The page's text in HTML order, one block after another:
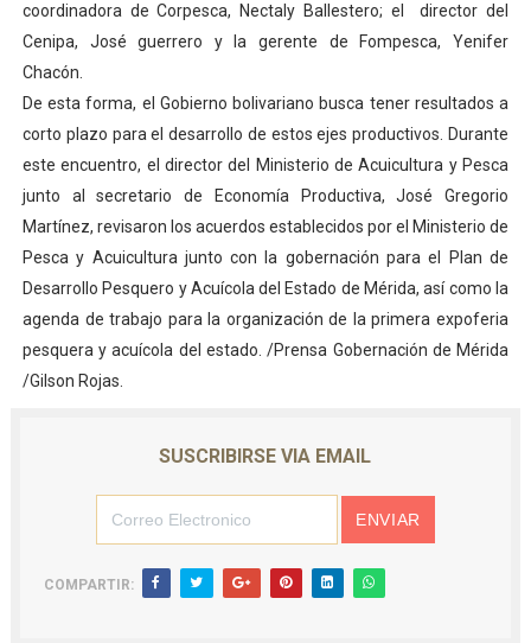
Campo Elías avanza con plan de asfaltado
Encuentro estadal fortalece la coordinación de
Gobernador Arnaldo Sánchez apadrina a más de 993
Plan Quirúrgico Regional llega a Pueblo Llano con la
coordinadora de Corpesca, Nectaly Ballestero; el director del
Cenipa, José guerrero y la gerente de Fompesca, Yenifer
Chacón.
De esta forma, el Gobierno bolivariano busca tener resultados a
corto plazo para el desarrollo de estos ejes productivos. Durante
este encuentro, el director del Ministerio de Acuicultura y Pesca
junto al secretario de Economía Productiva, José Gregorio
Martínez, revisaron los acuerdos establecidos por el Ministerio de
Pesca y Acuicultura junto con la gobernación para el Plan de
Desarrollo Pesquero y Acuícola del Estado de Mérida, así como la
agenda de trabajo para la organización de la primera expoferia
pesquera y acuícola del estado. /Prensa Gobernación de Mérida
/Gilson Rojas.
SUSCRIBIRSE VIA EMAIL
COMPARTIR: